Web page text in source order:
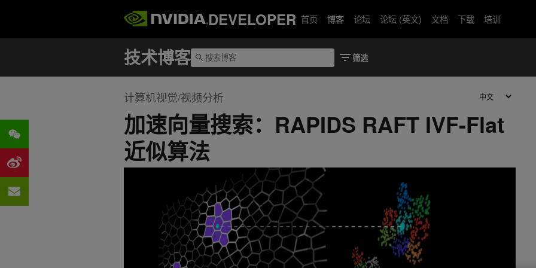
DEVELOPER 首页 博客 论坛 论坛 (英文) 文档 下载 培训
计算机视觉/视频分析
加速向量搜索：RAPIDS RAFT IVF-Flat
近似算法